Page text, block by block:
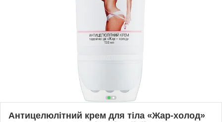
Антицелюлітний крем для тіла «Жар-холод»